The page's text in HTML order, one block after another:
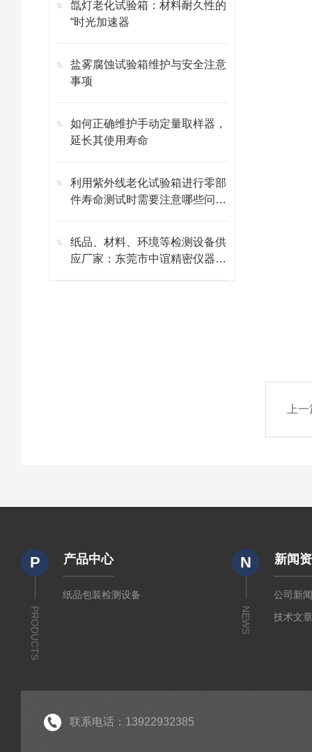
氙灯老化试验箱：材料耐久性的
“时光加速器
盐雾腐蚀试验箱维护与安全注意
事项
如何正确维护手动定量取样器，
延长其使用寿命
利用紫外线老化试验箱进行零部
件寿命测试时需要注意哪些问
纸品、材料、环境等检测设备供
应厂家：东莞市中谊精密仪器有
上
P
PRODUCTS
产品中心
纸品包装检测设备
N
NEWS
新闻
公司新
技术文
联系电话：13922932385